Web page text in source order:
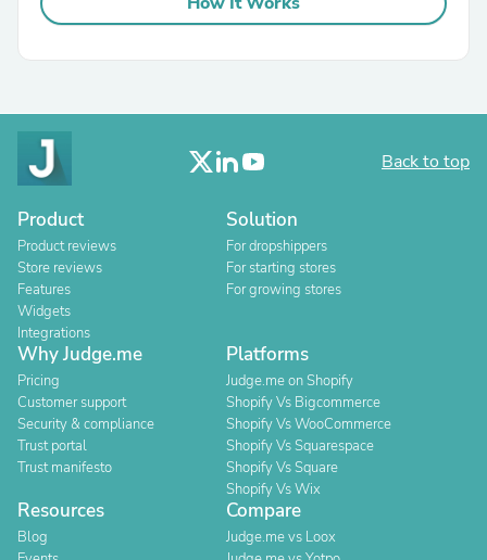
Back to top
Product
Product reviews
Store reviews
Features
Widgets
Integrations
Solution
For dropshippers
For starting stores
For growing stores
Why Judge.me
Pricing
Customer support
Security & compliance
Trust portal
Trust manifesto
Platforms
Judge.me on Shopify
Shopify Vs Bigcommerce
Shopify Vs WooCommerce
Shopify Vs Squarespace
Shopify Vs Square
Shopify Vs Wix
Resources
Blog
Compare
Judge.me vs Loox